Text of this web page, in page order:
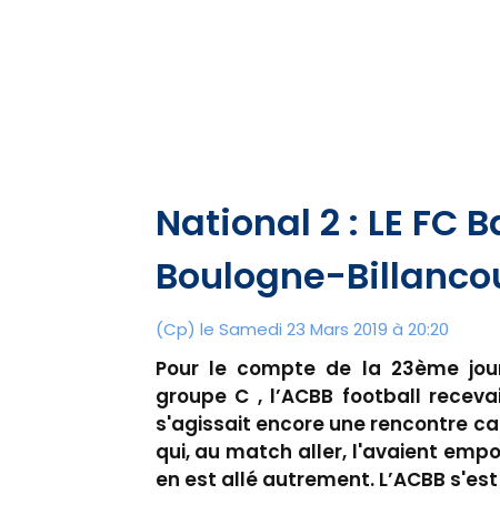
National 2 : LE FC
Boulogne-
(Cp) le Samedi 23 Mars 2019 à 20:20
Pour le compte de la 23ème
groupe C , l’ACBB football
s'agissait encore une rencontre
qui, au match aller, l'avaient
en est allé autrement. L’ACBB